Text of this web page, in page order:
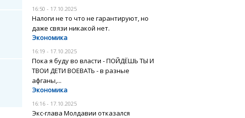
16:50 - 17.10.2025
Налоги не то что не гарантируют, но
даже связи никакой нет.
Экономика
16:19 - 17.10.2025
Пока я буду во власти - ПОЙДЁШЬ ТЫ И
ТВОИ ДЕТИ ВОЕВАТЬ - в разные
афганы,...
Экономика
16:16 - 17.10.2025
Экс-глава Молдавии отказался